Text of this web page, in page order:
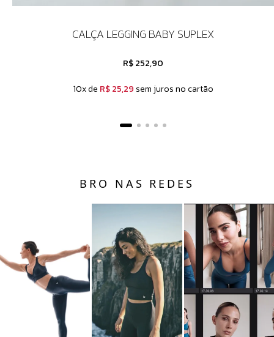
CALÇA LEGGING BABY SUPLEX
R$ 252,90
10x de R$ 25,29 sem juros no cartão
BRO NAS REDES